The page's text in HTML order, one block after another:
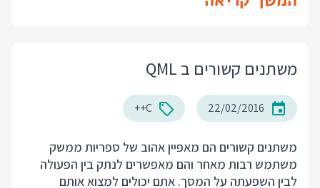
משתנים קשורים ב QML
22/02/2016
C++
משתנים קשורים הם מאפיין אהוב של ספריות ממשק
משתמש רבות מאחר והם מאפשרים לנתק בין הפעולה
לבין השפעתה על המסך. אתם יכולים למצוא אותם